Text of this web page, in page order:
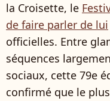
la Croisette, le
de faire parler de lui
officielles. Entre
séquences
sociaux, cette 79e
confirmé que le